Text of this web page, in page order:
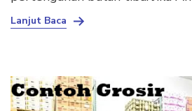
Lanjut Baca